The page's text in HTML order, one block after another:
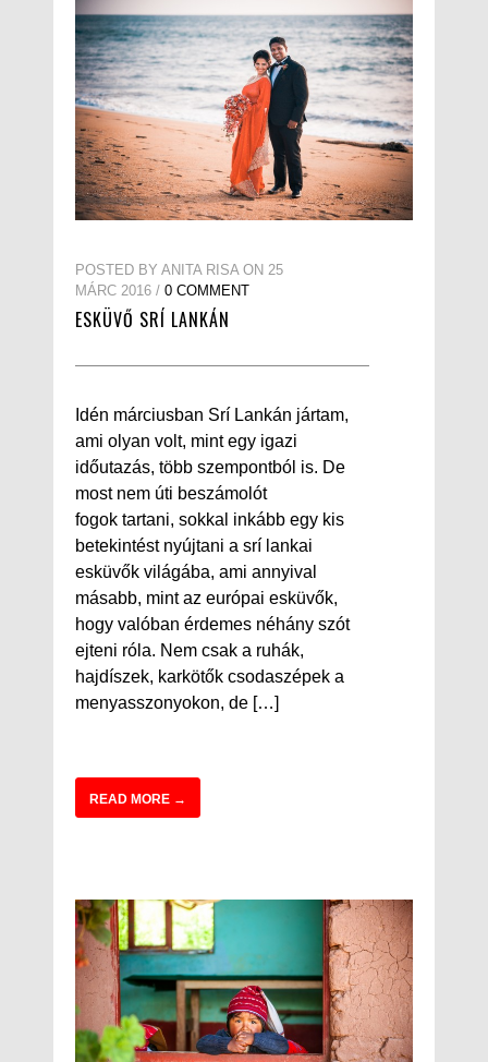
POSTED BY ANITA RISA ON 25
MÁRC 2016 / 0 COMMENT
ESKÜVŐ SRÍ LANKÁN
Idén márciusban Srí Lankán jártam,
ami olyan volt, mint egy igazi
időutazás, több szempontból is. De
most nem úti beszámolót
fogok tartani, sokkal inkább egy kis
betekintést nyújtani a srí lankai
esküvők világába, ami annyival
másabb, mint az európai esküvők,
hogy valóban érdemes néhány szót
ejteni róla. Nem csak a ruhák,
hajdíszek, karkötők csodaszépek a
menyasszonyokon, de […]
READ MORE →